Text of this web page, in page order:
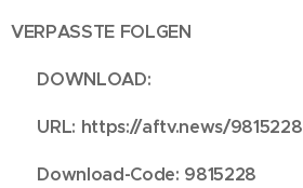
VERPASSTE FOLGEN
📥 DOWNLOAD:
🔗 URL: https://aftv.news/9815228
🔢 Download-Code: 9815228